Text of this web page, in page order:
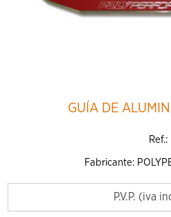
GUÍA DE
Ref.:
Fabricante:
P.V.P. (iva